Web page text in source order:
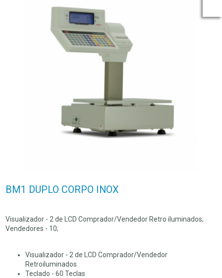
BM1 DUPLO CORPO INOX
Visualizador - 2 de LCD Comprador/Vendedor Retro iluminados;
Vendedores - 10;
Visualizador - 2 de LCD Comprador/Vendedor
Retroiluminados
Teclado - 60 Teclas